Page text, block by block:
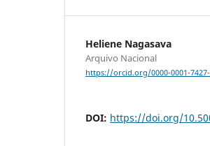
Heliene Nagasava
Arquivo Nacional
https://orcid.org/0000-0001-
DOI: https://doi.org/